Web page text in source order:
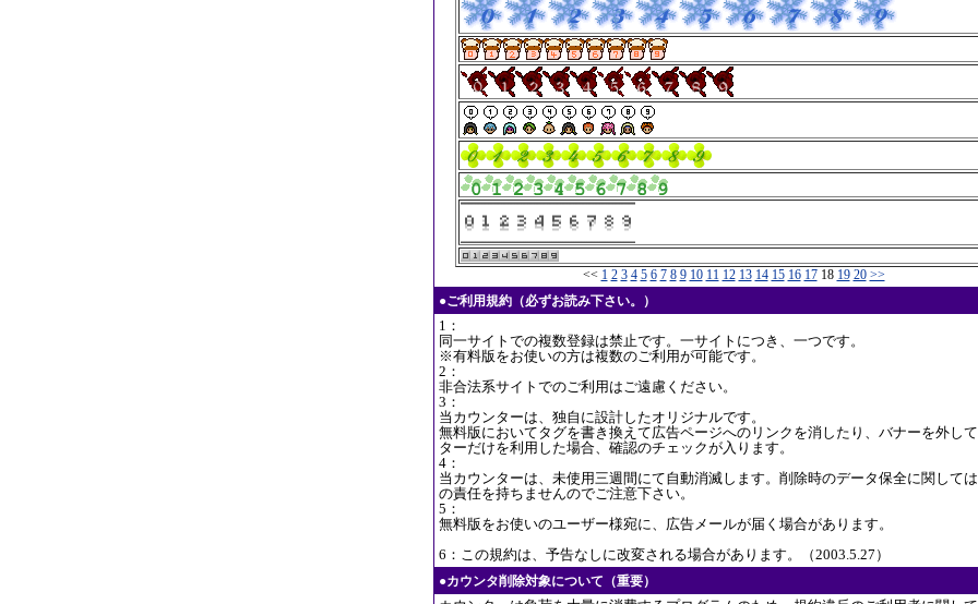
<< 1 2 3 4 5 6 7 8 9 10 11 12 13 14 15 16 1718 19 20 >>
●ご利用規約（必ずお読み下さい。）
1：
同一サイトでの複数登録は禁止です。一サイトにつき、一つです。
※有料版をお使いの方は複数のご利用が可能です。
2：
非合法系サイトでのご利用はご遠慮ください。
3：
当カウンターは、独自に設計したオリジナルです。
無料版においてタグを書き換えて広告ページへのリンクを消したり、バナーを外し
ターだけを利用した場合、確認のチェックが入ります。
4：
当カウンターは、未使用三週間にて自動消滅します。削除時のデータ保全に関して
の責任を持ちませんのでご注意下さい。
5：
無料版をお使いのユーザー様宛に、広告メールが届く場合があります。
6：この規約は、予告なしに改変される場合があります。（2003.5.27）
●カウンタ削除対象について（重要）